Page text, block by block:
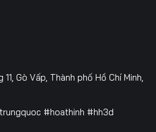
Gò Vấp, Thành phố Hồ Chí Minh,
#hoathinh #hh3d